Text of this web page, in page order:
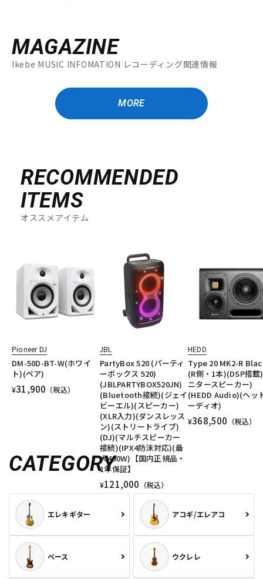
MAGAZINE
Ikebe MUSIC INFOMATION レコーディング関連情報
MORE
RECOMMENDED
ITEMS
オススメアイテム
Pioneer DJ
DM-50D-BT-W(ホワイ
ト)(ペア)
¥31,900 （税込）
JBL
PartyBox 520 (パーティ
ーボックス 520)
(JBLPARTYBOX520JN)
(Bluetooth接続)(ジェイ
ビーエル)(スピーカー)
(XLR入力)(ダンスレッス
ン)(ストリートライブ)
(DJ)(マルチスピーカー
接続)(IPX4防沫対応)(最
大400W)【国内正規品・
1年保証】
¥121,000 （税込）
HEDD
Type 20 MK2-R
(R側・1本)(DSP搭
ニタースピーカー)
(HEDD Audio)(ヘッ
ーディオ)
¥368,500 （税込）
CATEGORY
エレキギター アコギ/エレアコ
ベース ウクレレ